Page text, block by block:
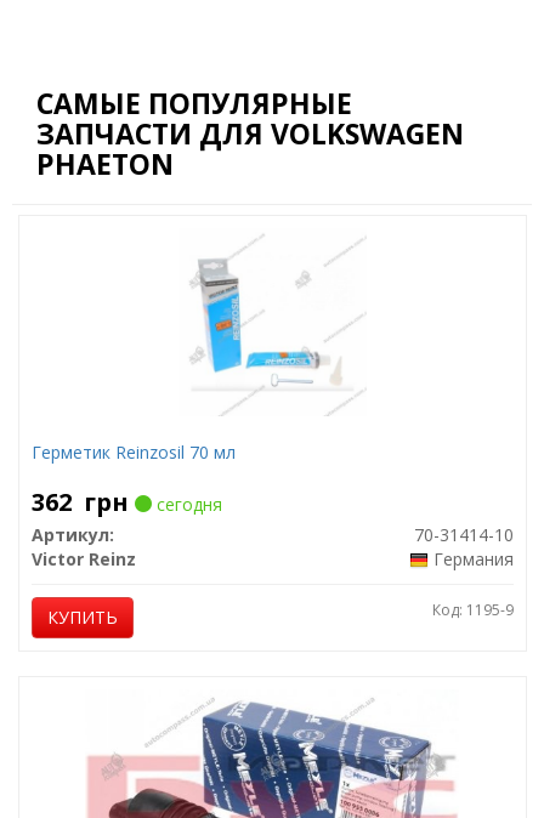
САМЫЕ ПОПУЛЯРНЫЕ
ЗАПЧАСТИ ДЛЯ VOLKSWAGEN
PHAETON
Герметик Reinzosil 70 мл
362 грн
сегодня
Артикул:
70-31414-10
Victor Reinz
Германия
КУПИТЬ Код: 1195-9